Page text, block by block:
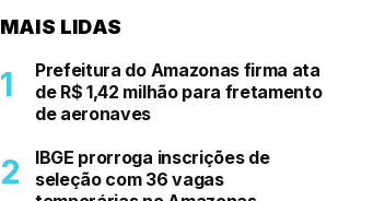
MAIS LIDAS
Prefeitura do Amazonas firma ata
de R$ 1,42 milhão para fretamento
de aeronaves
IBGE prorroga inscrições de
seleção com 36 vagas